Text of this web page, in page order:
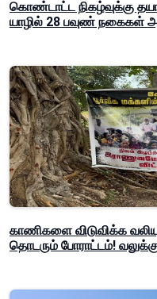
கொண்டாட்ட நிகழ்வுக்கு
யாழில் 28 பவுண் நகைகள்
காணிகளை விடுவிக்க
தொடரும் போராட்டம்!